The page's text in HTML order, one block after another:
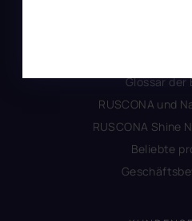
Warum
Glossar der
RUSCONA und
RUSCONA Shine
Beliebte